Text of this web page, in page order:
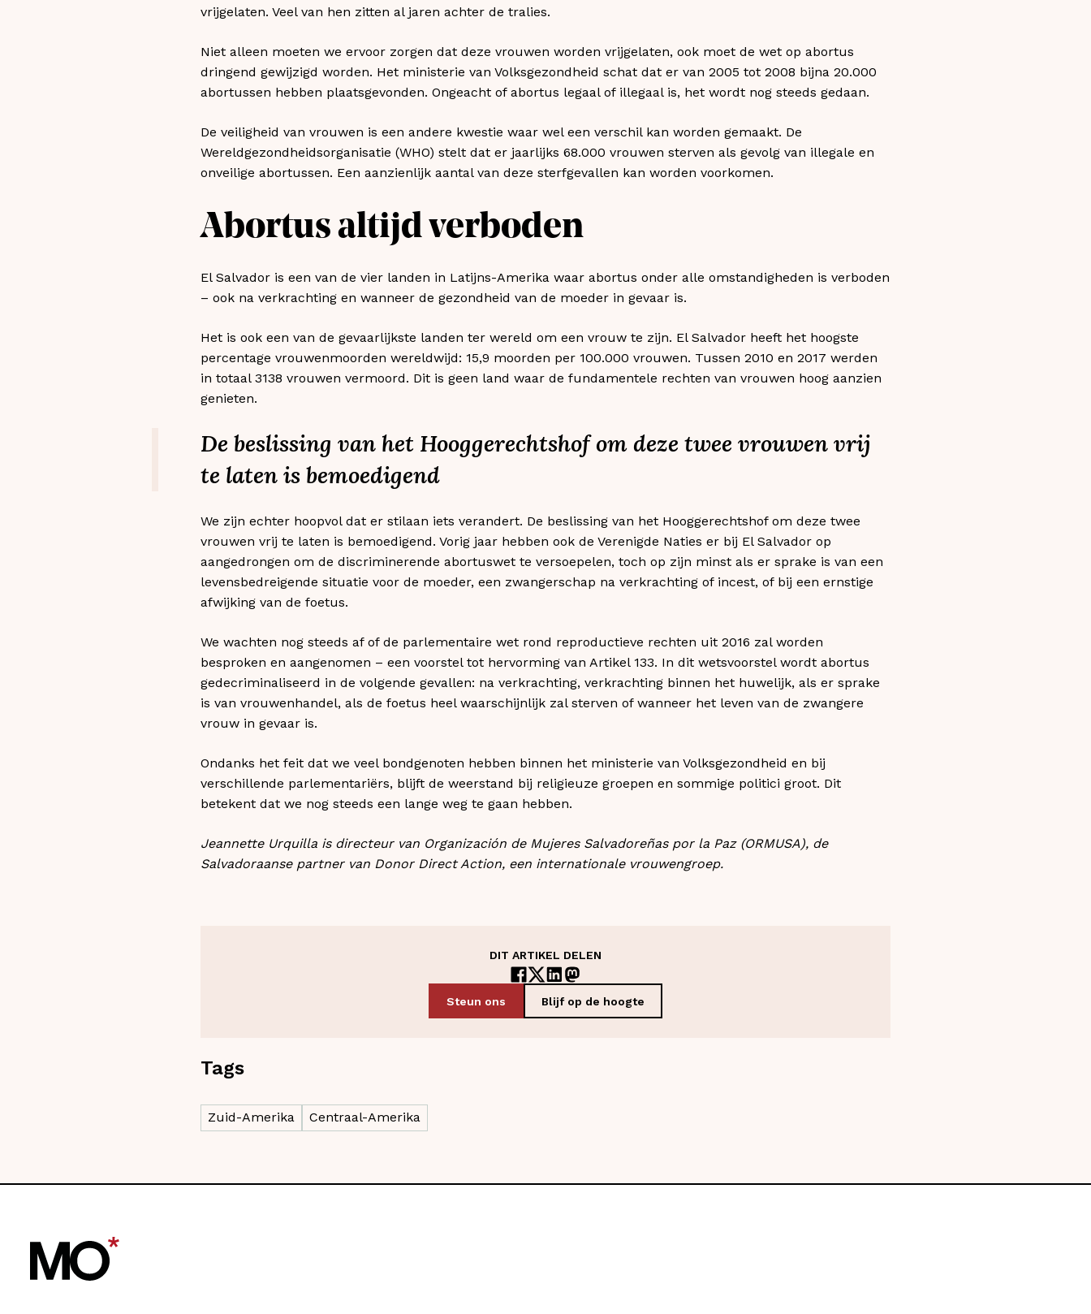
vrijgelaten. Veel van hen zitten al jaren achter de tralies.
Niet alleen moeten we ervoor zorgen dat deze vrouwen worden vrijgelaten, ook moet de wet op abortus
dringend gewijzigd worden. Het ministerie van Volksgezondheid schat dat er van 2005 tot 2008 bijna 20.000
abortussen hebben plaatsgevonden. Ongeacht of abortus legaal of illegaal is, het wordt nog steeds gedaan.
De veiligheid van vrouwen is een andere kwestie waar wel een verschil kan worden gemaakt. De
Wereldgezondheidsorganisatie (WHO) stelt dat er jaarlijks 68.000 vrouwen sterven als gevolg van illegale en
onveilige abortussen. Een aanzienlijk aantal van deze sterfgevallen kan worden voorkomen.
Abortus altijd verboden
El Salvador is een van de vier landen in Latijns-Amerika waar abortus onder alle omstandigheden is verboden
– ook na verkrachting en wanneer de gezondheid van de moeder in gevaar is.
Het is ook een van de gevaarlijkste landen ter wereld om een vrouw te zijn. El Salvador heeft het hoogste
percentage vrouwenmoorden wereldwijd: 15,9 moorden per 100.000 vrouwen. Tussen 2010 en 2017 werden
in totaal 3138 vrouwen vermoord. Dit is geen land waar de fundamentele rechten van vrouwen hoog aanzien
genieten.
De beslissing van het Hooggerechtshof om deze twee vrouwen vrij
te laten is bemoedigend
We zijn echter hoopvol dat er stilaan iets verandert. De beslissing van het Hooggerechtshof om deze twee
vrouwen vrij te laten is bemoedigend. Vorig jaar hebben ook de Verenigde Naties er bij El Salvador op
aangedrongen om de discriminerende abortuswet te versoepelen, toch op zijn minst als er sprake is van een
levensbedreigende situatie voor de moeder, een zwangerschap na verkrachting of incest, of bij een ernstige
afwijking van de foetus.
We wachten nog steeds af of de parlementaire wet rond reproductieve rechten uit 2016 zal worden
besproken en aangenomen – een voorstel tot hervorming van Artikel 133. In dit wetsvoorstel wordt abortus
gedecriminaliseerd in de volgende gevallen: na verkrachting, verkrachting binnen het huwelijk, als er sprake
is van vrouwenhandel, als de foetus heel waarschijnlijk zal sterven of wanneer het leven van de zwangere
vrouw in gevaar is.
Ondanks het feit dat we veel bondgenoten hebben binnen het ministerie van Volksgezondheid en bij
verschillende parlementariërs, blijft de weerstand bij religieuze groepen en sommige politici groot. Dit
betekent dat we nog steeds een lange weg te gaan hebben.
Jeannette Urquilla is directeur van Organización de Mujeres Salvadoreñas por la Paz (ORMUSA), de
Salvadoraanse partner van Donor Direct Action, een internationale vrouwengroep.
DIT ARTIKEL DELEN
Steun ons Blijf op de hoogte
Tags
Zuid-Amerika Centraal-Amerika